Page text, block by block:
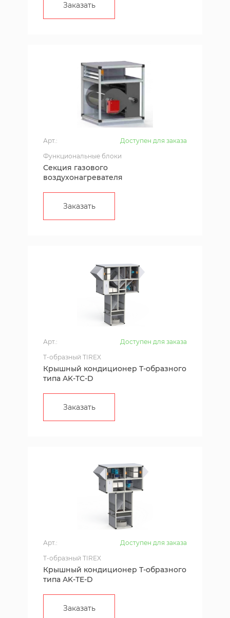
Заказать
Арт.:
Доступен для заказа
Функциональные блоки
Секция газового
воздухонагревателя
Заказать
Арт.:
Доступен для заказа
T-образный TIREX
Крышный кондиционер Т-образного
типа AK-TC-D
Заказать
Арт.:
Доступен для заказа
T-образный TIREX
Крышный кондиционер Т-образного
типа AK-TE-D
Заказать